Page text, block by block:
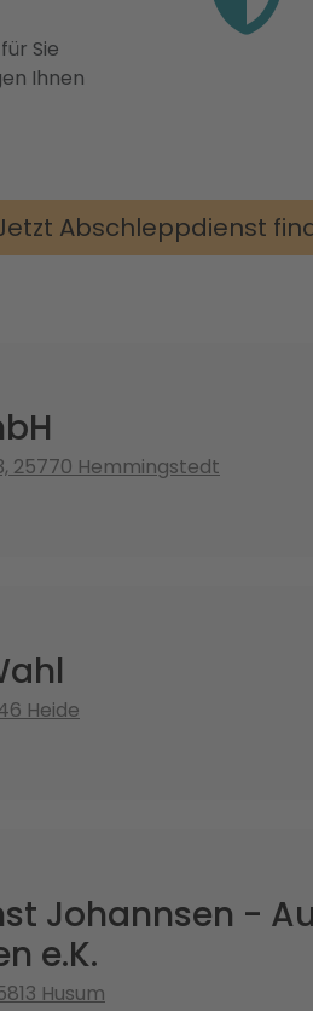
Sie
Ihnen
Abschleppdienst
25770 Hemmingstedt
Heide
Johannsen -
e.K.
Husum